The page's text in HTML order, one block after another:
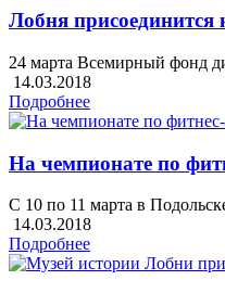
Лобня присоединится
24 марта Всемирный фонд
14.03.2018
Подробнее
На чемпионате по
С 10 по 11 марта в
14.03.2018
Подробнее